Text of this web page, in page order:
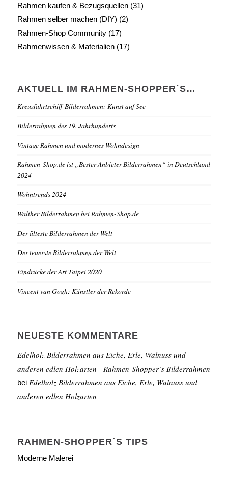
Rahmen kaufen & Bezugsquellen(31)
Rahmen selber machen (DIY) (2)
Rahmen-Shop Community(17)
Rahmenwissen & Materialien(17)
AKTUELL IM RAHMEN-SHOPPER´S…
Kreuzfahrtschiff-Bilderrahmen: Kunst auf See
Bilderrahmen des 19. Jahrhunderts
Vintage Rahmen und modernes Wohndesign
Rahmen-Shop.de ist „Bester Anbieter Bilderrahmen“ in Deutschland
2024
Wohntrends 2024
Walther Bilderrahmen bei Rahmen-Shop.de
Der älteste Bilderrahmen der Welt
Der teuerste Bilderrahmen der Welt
Eindrücke der Art Taipei 2020
Vincent van Gogh: Künstler der Rekorde
NEUESTE KOMMENTARE
Edelholz Bilderrahmen aus Eiche, Erle, Walnuss und
anderen edlen Holzarten - Rahmen-Shopper´s Bilderrahmen
bei Edelholz Bilderrahmen aus Eiche, Erle, Walnuss und
anderen edlen Holzarten
RAHMEN-SHOPPER´S TIPS
Moderne Malerei